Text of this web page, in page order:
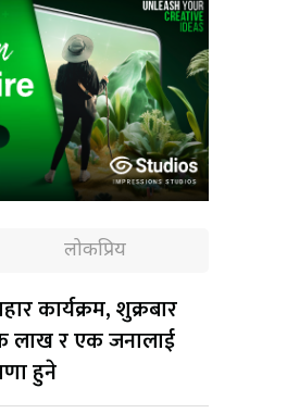
लोकप्रिय
कार्यक्रम, शुक्रबार
लाख र एक जनालाई
हुने